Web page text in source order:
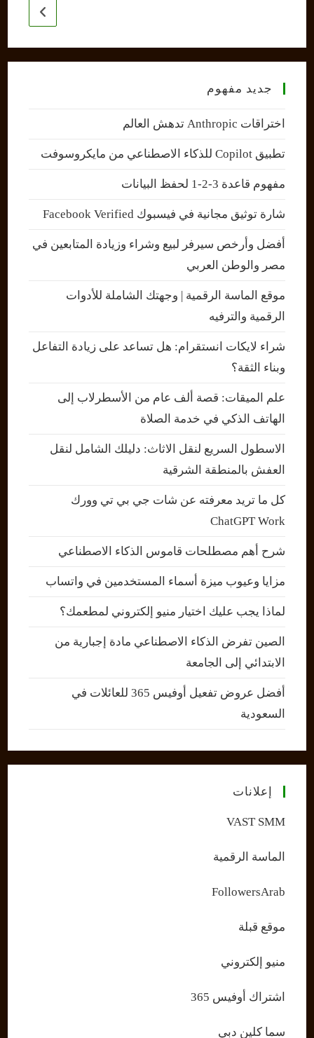
page
جديد مفهوم
اختراقات Anthropic تدهش العالم
تطبيق Copilot للذكاء الاصطناعي من مايكروسوفت
مفهوم قاعدة 3-2-1 لحفظ البيانات
شارة توثيق مجانية في فيسبوك Facebook Verified
أفضل وأرخص سيرفر لبيع وشراء وزيادة المتابعين في
مصر والوطن العربي
موقع الماسة الرقمية | وجهتك الشاملة للأدوات
الرقمية والترفيه
شراء لايكات انستقرام: هل تساعد على زيادة التفاعل
وبناء الثقة؟
علم الميقات: قصة ألف عام من الأسطرلاب إلى
الهاتف الذكي في خدمة الصلاة
الاسطول السريع لنقل الاثاث: دليلك الشامل لنقل
العفش بالمنطقة الشرقية
كل ما تريد معرفته عن شات جي بي تي وورك
ChatGPT Work
شرح أهم مصطلحات قاموس الذكاء الاصطناعي
مزايا وعيوب ميزة أسماء المستخدمين في واتساب
لماذا يجب عليك اختيار منيو إلكتروني لمطعمك؟
الصين تفرض الذكاء الاصطناعي مادة إجبارية من
الابتدائي إلى الجامعة
أفضل عروض تفعيل أوفيس 365 للعائلات في
السعودية
إعلانات
VAST SMM
الماسة الرقمية
FollowersArab
موقع قبلة
منيو إلكتروني
اشتراك أوفيس 365
سما كلين دبي